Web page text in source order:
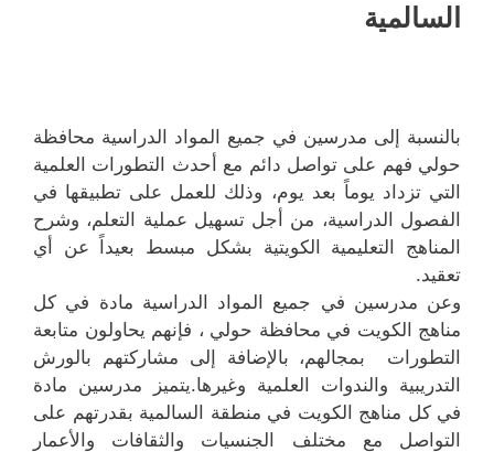
السالمية
بالنسبة إلى مدرسين في جميع المواد الدراسية محافظة
حولي فهم على تواصل دائم مع أحدث التطورات العلمية
التي تزداد يوماً بعد يوم، وذلك للعمل على تطبيقها في
الفصول الدراسية، من أجل تسهيل عملية التعلم، وشرح
المناهج التعليمية الكويتية بشكل مبسط بعيداً عن أي
تعقيد.
وعن مدرسين في جميع المواد الدراسية مادة في كل
مناهج الكويت في محافظة حولي ، فإنهم يحاولون متابعة
التطورات بمجالهم، بالإضافة إلى مشاركتهم بالورش
التدريبية والندوات العلمية وغيرها.يتميز مدرسين مادة
في كل مناهج الكويت في منطقة السالمية بقدرتهم على
التواصل مع مختلف الجنسيات والثقافات والأعمار